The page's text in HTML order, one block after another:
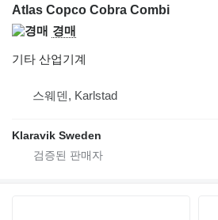
Atlas Copco Cobra Combi
경매
기타 산업기계
스웨덴, Karlstad
Klaravik Sweden